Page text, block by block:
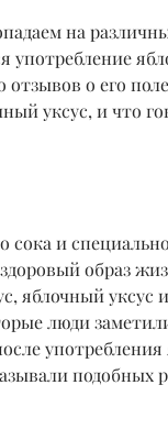
на
употребление
о его
уксус, и что
сока и
образ
яблочный уксус
люди
употребления
подобных